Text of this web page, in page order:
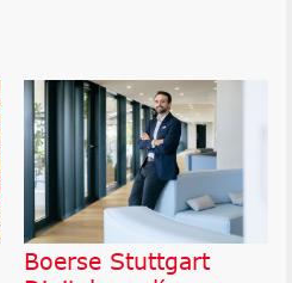
Boerse Stuttgart